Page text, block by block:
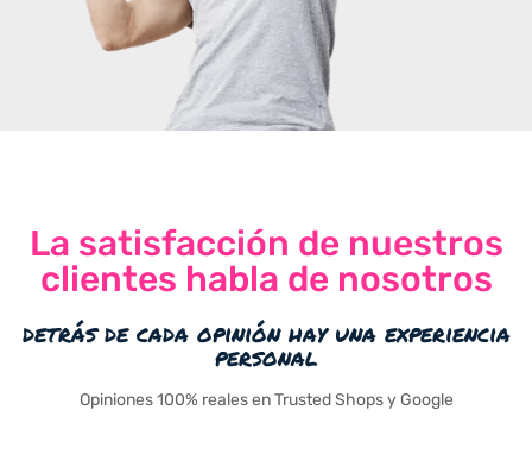
La satisfacción de nuestros
clientes habla de nosotros
detrás de cada opinión hay una experiencia
personal
Opiniones 100% reales en Trusted Shops y Google